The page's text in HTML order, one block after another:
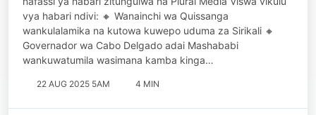
vya habari ndivi: 🔸 Wanainchi wa Quissanga
wankulalamika na kutowa kuwepo uduma za Sirikali 🔸
Governador wa Cabo Delgado adai Mashababi
wankuwatumila wasimana kamba kinga…
22 AUG 2025 5AM 4 MIN